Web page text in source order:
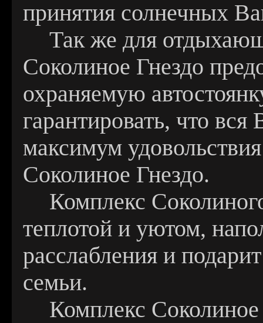
принятия солнечных
Так же для
Соколиное Гнездо
охраняемую
гарантировать, что
максимум
Соколиное Гнездо.
Комплекс
теплотой и уютом,
расслабления и
семьи.
Комплекс